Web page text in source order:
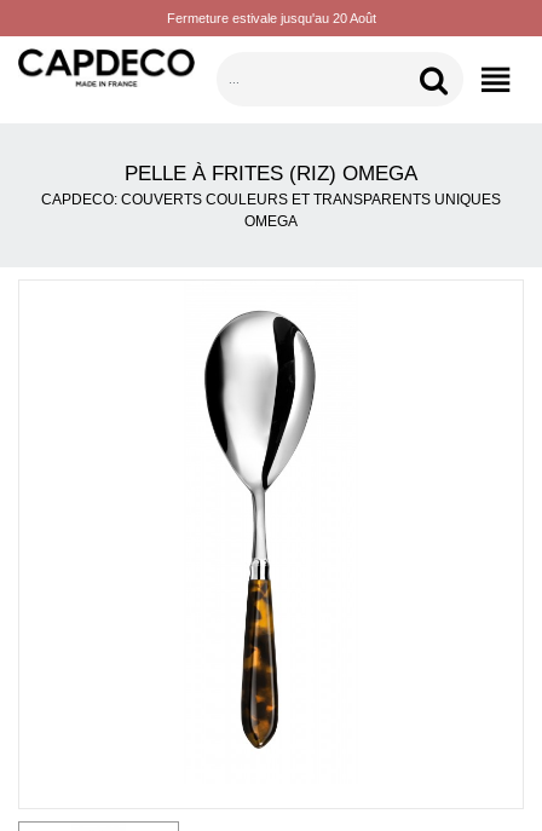
Fermeture estivale jusqu'au 20 Août
CATÉGORIES
PELLE À FRITES (RIZ) OMEGA
CAPDECO: COUVERTS COULEURS ET TRANSPARENTS UNIQUES
OMEGA